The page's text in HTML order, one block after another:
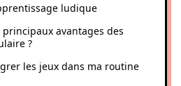
ludique
avantages des
?
les jeux dans ma routine